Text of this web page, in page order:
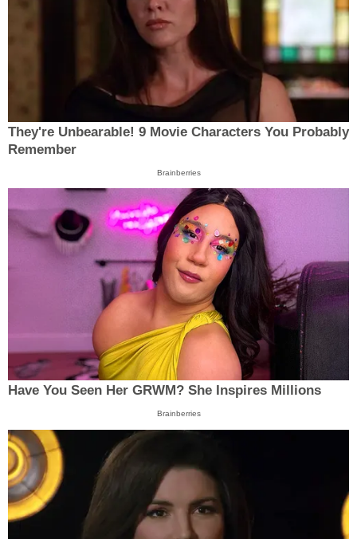
They're Unbearable! 9 Movie Characters You Probably
Remember
Brainberries
Have You Seen Her GRWM? She Inspires Millions
Brainberries